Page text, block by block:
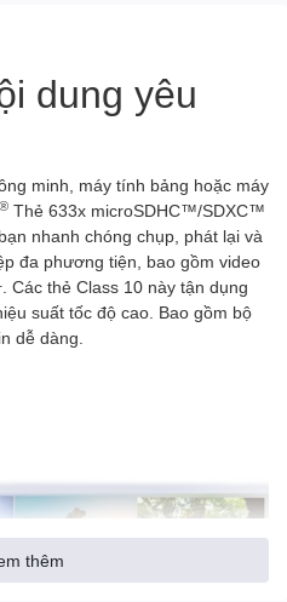
dung yêu
minh, máy tính bảng hoặc máy
® Thẻ 633x microSDHC™/SDXC™
nhanh chóng chụp, phát lại và
đa phương tiện, bao gồm video
. Các thẻ Class 10 này tận dụng
suất tốc độ cao. Bao gồm bộ
dễ dàng.
thêm